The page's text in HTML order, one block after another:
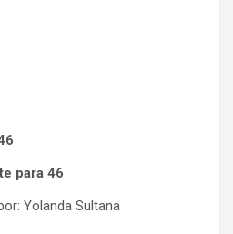
para 46
Yolanda Sultana